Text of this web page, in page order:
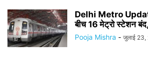
Delhi Metro
बीच 16 मेट्रो स्टेशन
Pooja Mishra - जुलाई